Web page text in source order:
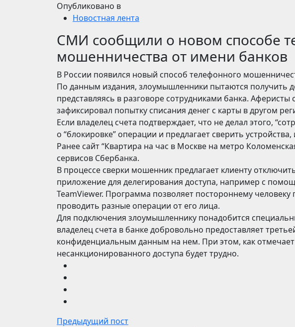
Опубликовано в
Новостная лента
СМИ сообщили о новом способе
мошенничества от имени банков
В России появился новый способ телефонного
По данным издания, злоумышленники пытаются получить
представляясь в разговоре сотрудниками банка.
зафиксировал попытку списания денег с карты в другом
Если владелец счета подтверждает, что не делал этого,
о “блокировке” операции и предлагает сверить
Ранее сайт “Квартира на час в Москве на метро
сервисов Сбербанка.
В процессе сверки мошенник предлагает клиенту
приложение для делегирования доступа, например с
TeamViewer. Программа позволяет постороннему
проводить разные операции от его лица.
Для подключения злоумышленнику понадобится
владелец счета в банке добровольно предоставляет
конфиденциальным данным на нем. При этом, как отмечает
несанкционированного доступа будет трудно.
Предыдущий пост